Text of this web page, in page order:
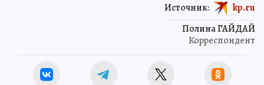
Полина ГАЙДАЙ
Корреспондент
Источник: kp.ru